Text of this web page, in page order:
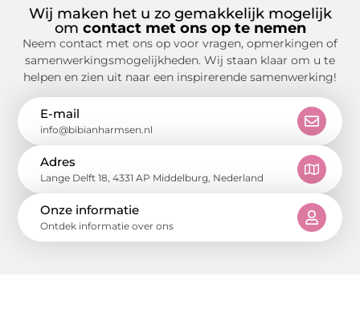
Wij maken het u zo gemakkelijk mogelijk
om contact met ons op te nemen
Neem contact met ons op voor vragen, opmerkingen of
samenwerkingsmogelijkheden. Wij staan klaar om u te
helpen en zien uit naar een inspirerende samenwerking!
E-mail
info@bibianharmsen.nl
Adres
Lange Delft 18, 4331 AP Middelburg, Nederland
Onze informatie
Ontdek informatie over ons